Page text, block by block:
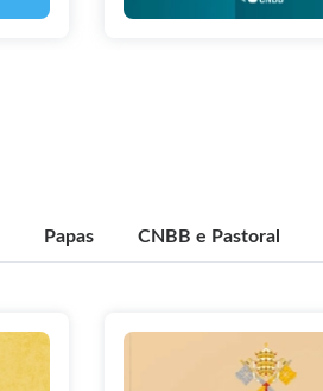
Papas CNBB e Pastoral